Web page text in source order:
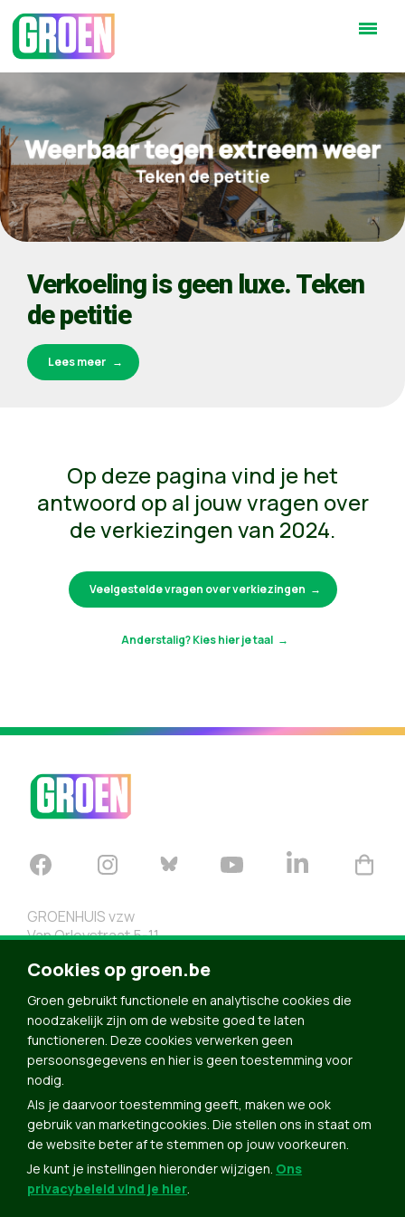
Verkoeling is geen luxe. Teken
de petitie
Lees meer
Op deze pagina vind je het
antwoord op al jouw vragen over
de verkiezingen van 2024.
Veelgestelde vragen over verkiezingen
Anderstalig? Kies hier je taal
GROENHUIS vzw
Van Orleystraat 5-11
Charter EGP
Nieuwsbrief
Doe Mee
Contact
Groen in je buurt
Meldpunt
Vacatures
Cookies op groen.be
Groen gebruikt functionele en analytische cookies die
noodzakelijk zijn om de website goed te laten
functioneren. Deze cookies verwerken geen
persoonsgegevens en hier is geen toestemming voor
nodig.
Als je daarvoor toestemming geeft, maken we ook
gebruik van marketingcookies. Die stellen ons in staat om
de website beter af te stemmen op jouw voorkeuren.
Je kunt je instellingen hieronder wijzigen. Ons
privacybeleid vind je hier.